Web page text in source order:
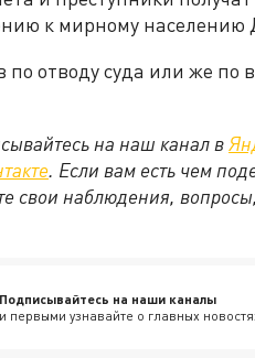
к мирному населению
отводу суда или же по
на наш канал в
. Если вам есть чем
свои наблюдения,
Подписывайтесь на наши каналы
и первыми узнавайте о главных